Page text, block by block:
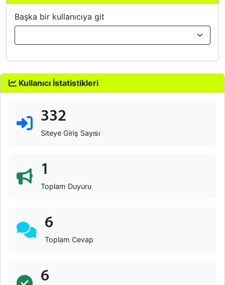
Başka bir kullanıcıya git
Kullanıcı İstatistikleri
332
Siteye Giriş Sayısı
1
Toplam Duyuru
6
Toplam Cevap
6